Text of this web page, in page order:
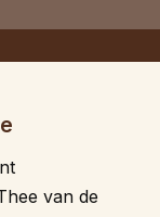
van de